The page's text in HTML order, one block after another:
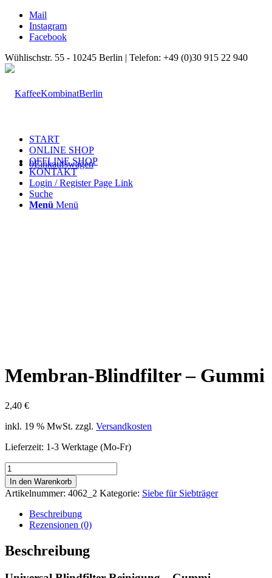
Mail
Instagram
Facebook
Wühlischstr. 55 - 10245 Berlin | Telefon: +49 (0)30 915 22 940
0Einkaufswagen
START
ONLINE SHOP
OFFLINE SHOP
KONTAKT
Login / Register Page Link
Suche
Menü Menü
Membran-Blindfilter – Gummi
2,40 €
inkl. 19 % MwSt. zzgl. Versandkosten
Lieferzeit: 1-3 Werktage (Mo-Fr)
Membran-
Blindfilter
-
Gummi
Menge
In den Warenkorb
Artikelnummer: 4062_2 Kategorie: Siebe für Siebträger
Beschreibung
Rezensionen (0)
Beschreibung